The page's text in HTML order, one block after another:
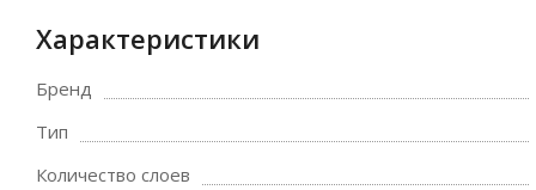
Характеристики
Бренд
Тип
Количество слоев